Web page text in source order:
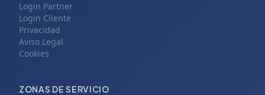
Login Partner
Login Cliente
Privacidad
Aviso Legal
Cookies
ZONAS DE SERVICIO